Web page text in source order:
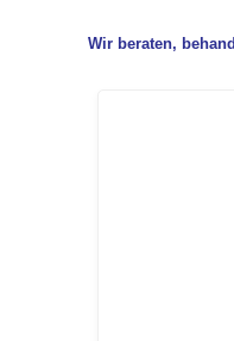
Wir beraten,